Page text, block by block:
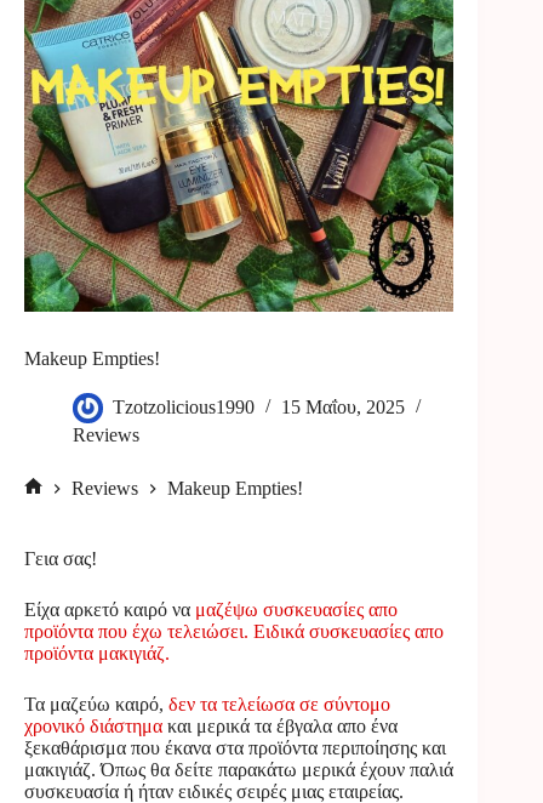
Makeup Empties!
Tzotzolicious1990
15 Μαΐου, 2025
Reviews
Reviews Makeup Empties!
Γεια σας!
Είχα αρκετό καιρό να μαζέψω συσκευασίες απο
προϊόντα που έχω τελειώσει. Ειδικά συσκευασίες απο
προϊόντα μακιγιάζ.
Τα μαζεύω καιρό, δεν τα τελείωσα σε σύντομο
χρονικό διάστημα και μερικά τα έβγαλα απο ένα
ξεκαθάρισμα που έκανα στα προϊόντα περιποίησης και
μακιγιάζ. Όπως θα δείτε παρακάτω μερικά έχουν παλιά
συσκευασία ή ήταν ειδικές σειρές μιας εταιρείας.